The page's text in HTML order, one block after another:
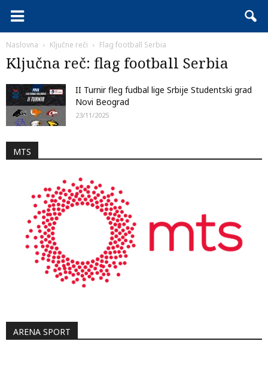
Naslovna Ključne reči Flag football Serbia
Ključna reč: flag football Serbia
II Turnir fleg fudbal lige Srbije Studentski grad
Novi Beograd
23/11/2025
MTS
ARENA SPORT